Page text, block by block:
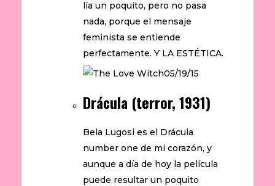
lía un poquito, pero no pasa
nada, porque el mensaje
feminista se entiende
perfectamente. Y LA ESTÉTICA.
Drácula (terror, 1931)
Bela Lugosi es el Drácula
number one de mi corazón, y
aunque a día de hoy la película
puede resultar un poquito